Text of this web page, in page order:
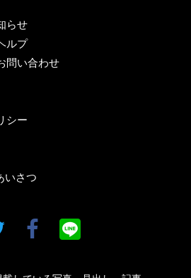
らせ
ルプ
問い合わせ
シー
いさつ